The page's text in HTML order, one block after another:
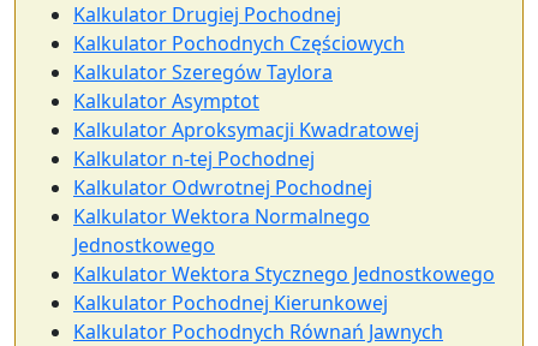
Kalkulator Drugiej Pochodnej
Kalkulator Pochodnych Częściowych
Kalkulator Szeregów Taylora
Kalkulator Asymptot
Kalkulator Aproksymacji Kwadratowej
Kalkulator n-tej Pochodnej
Kalkulator Odwrotnej Pochodnej
Kalkulator Wektora Normalnego
Jednostkowego
Kalkulator Wektora Stycznego Jednostkowego
Kalkulator Pochodnej Kierunkowej
Kalkulator Pochodnych Równań Jawnych